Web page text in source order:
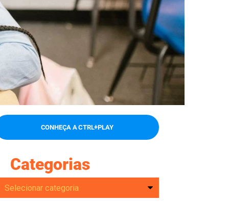
CONHEÇA A CTRL+PLAY
Categorias